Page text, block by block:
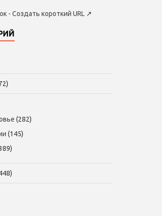
- Создать короткий URL ↗
(282)
(145)